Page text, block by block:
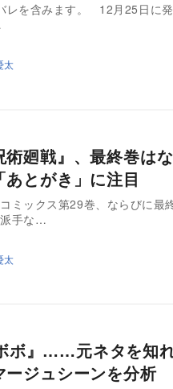
レを含みます。 12月25日に
太
廻戦』、最終巻は
とがき」に注目
ミックス第29巻、ならびに最
派手な…
太
ボ』……元ネタを知
ージュシーンを分析